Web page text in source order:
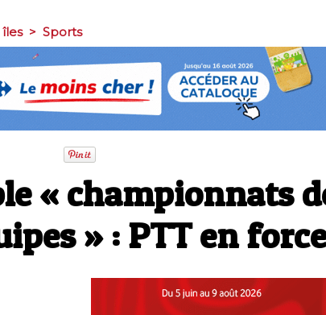
> Sports
« championnats
» : PTT en force